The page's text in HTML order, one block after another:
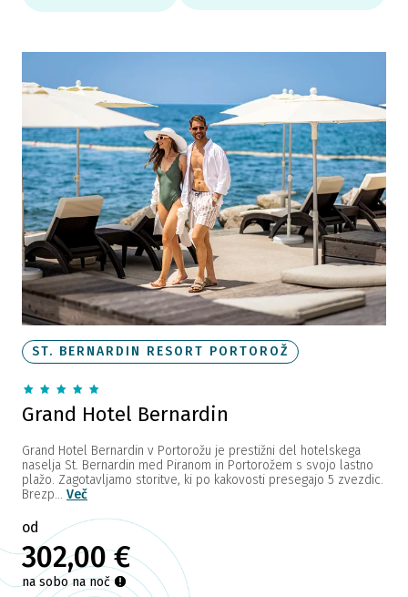
ST. BERNARDIN RESORT PORTOROŽ
Grand Hotel Bernardin
Grand Hotel Bernardin v Portorožu je prestižni del hotelskega
naselja St. Bernardin med Piranom in Portorožem s svojo lastno
plažo. Zagotavljamo storitve, ki po kakovosti presegajo 5 zvezdic.
Brezp... Več
od
302,00 €
na sobo na noč